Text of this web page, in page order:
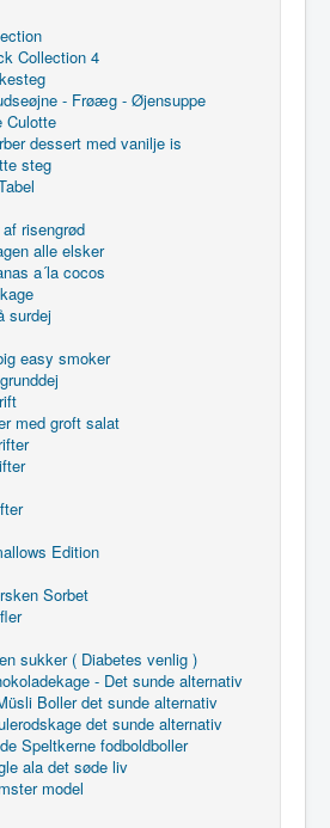
Collection 4
- Frøæg - Øjensuppe
Culotte
dessert med vanilje is
steg
risengrød
alle elsker
a´la cocos
surdej
easy smoker
med groft salat
Edition
Sorbet
sukker ( Diabetes venlig )
- Det sunde alternativ
Boller det sunde alternativ
det sunde alternativ
Speltkerne fodboldboller
ala det søde liv
model